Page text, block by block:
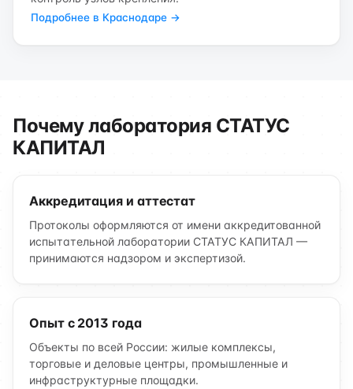
Подробнее в Краснодаре →
Почему лаборатория СТАТУС
КАПИТАЛ
Аккредитация и аттестат
Протоколы оформляются от имени аккредитованной
испытательной лаборатории СТАТУС КАПИТАЛ —
принимаются надзором и экспертизой.
Опыт с 2013 года
Объекты по всей России: жилые комплексы,
торговые и деловые центры, промышленные и
инфраструктурные площадки.